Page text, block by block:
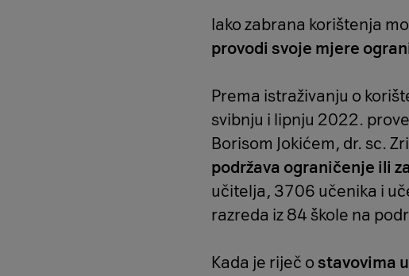
Iako zabrana korištenja
provodi svoje mjere
Prema istraživanju o
svibnju i lipnju 2022.
Borisom Jokićem, dr. sc.
podržava ograničenje ili
učitelja, 3706 učenika i
razreda iz 84 škole na
Kada je riječ o stavovima